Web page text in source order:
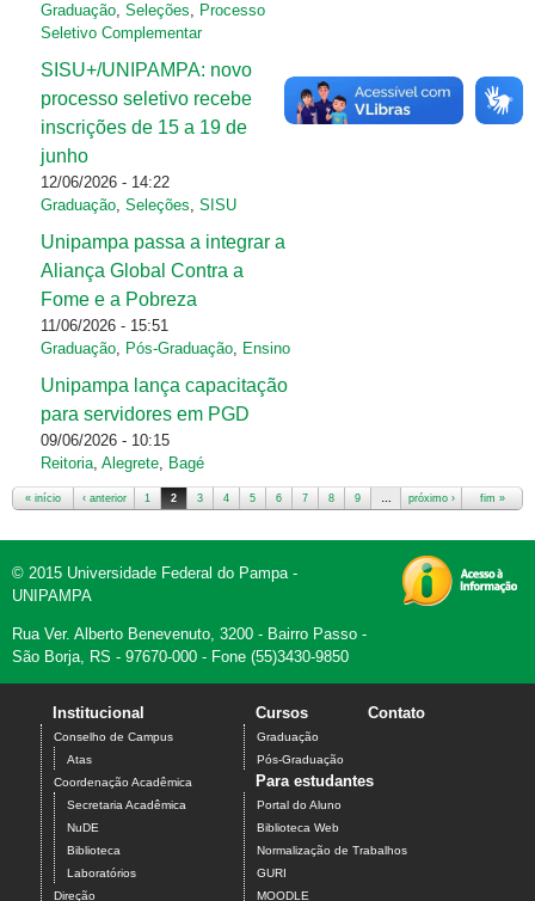
Graduação, Seleções, Processo
Seletivo Complementar
SISU+/UNIPAMPA: novo
processo seletivo recebe
inscrições de 15 a 19 de
junho
12/06/2026 - 14:22
Graduação, Seleções, SISU
Unipampa passa a integrar a
Aliança Global Contra a
Fome e a Pobreza
11/06/2026 - 15:51
Graduação, Pós-Graduação, Ensino
Unipampa lança capacitação
para servidores em PGD
09/06/2026 - 10:15
Reitoria, Alegrete, Bagé
« início ‹ anterior 1 2 3 4 5 6 7 8 9 … próximo › fim »
© 2015 Universidade Federal do Pampa -
UNIPAMPA
Rua Ver. Alberto Benevenuto, 3200 - Bairro Passo -
São Borja, RS - 97670-000 - Fone (55)3430-9850
Institucional
Conselho de Campus
Atas
Coordenação Acadêmica
Secretaria Acadêmica
NuDE
Biblioteca
Laboratórios
Direção
Cursos
Graduação
Pós-Graduação
Contato
Para estudantes
Portal do Aluno
Biblioteca Web
Normalização de Trabalhos
GURI
MOODLE